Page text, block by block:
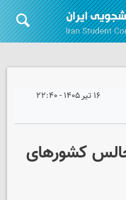
۱۶ تیر ۱۴۰۵ - ۲۲:۴۰
کشورهای